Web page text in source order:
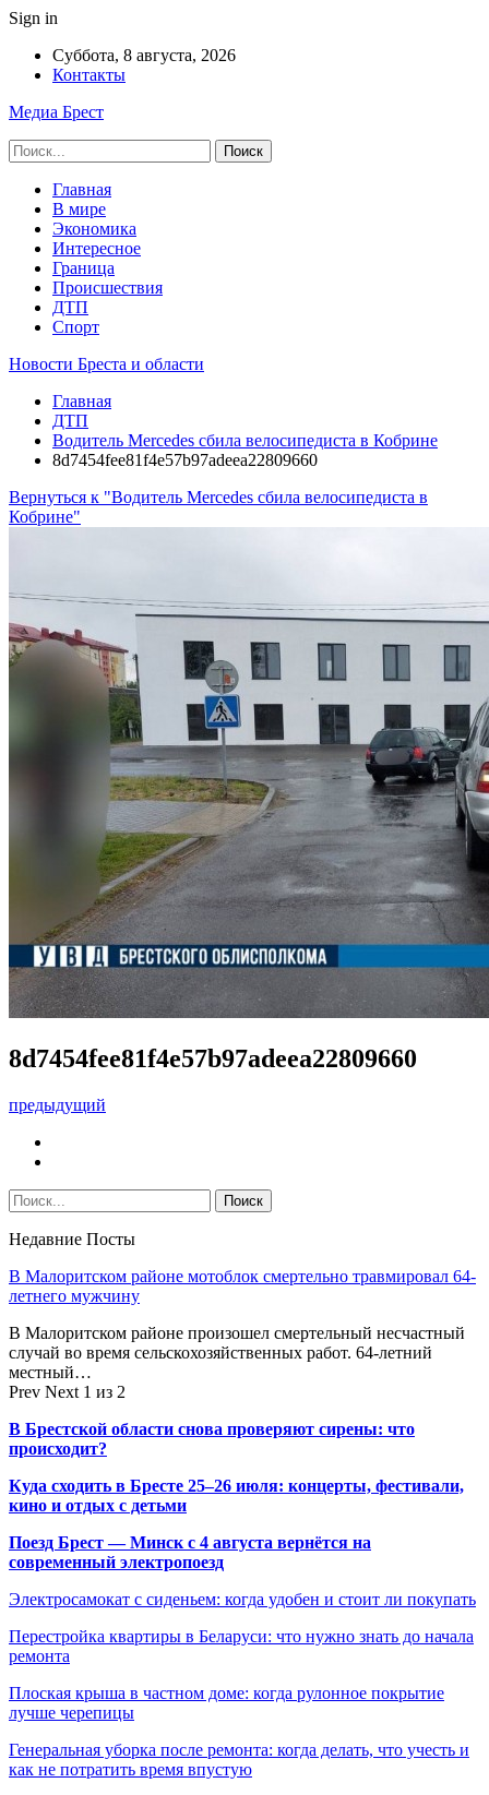
Sign in
Суббота, 8 августа, 2026
Контакты
Медиа Брест
Главная
В мире
Экономика
Интересное
Граница
Происшествия
ДТП
Спорт
Новости Бреста и области
Главная
ДТП
Водитель Mercedes сбила велосипедиста в Кобрине
8d7454fee81f4e57b97adeea22809660
Вернуться к "Водитель Mercedes сбила велосипедиста в
Кобрине"
8d7454fee81f4e57b97adeea22809660
предыдущий
Недавние Посты
В Малоритском районе мотоблок смертельно травмировал 64-
летнего мужчину
В Малоритском районе произошел смертельный несчастный
случай во время сельскохозяйственных работ. 64-летний
местный…
Prev Next 1 из 2
В Брестской области снова проверяют сирены: что
происходит?
Куда сходить в Бресте 25–26 июля: концерты, фестивали,
кино и отдых с детьми
Поезд Брест — Минск с 4 августа вернётся на
современный электропоезд
Электросамокат с сиденьем: когда удобен и стоит ли покупать
Перестройка квартиры в Беларуси: что нужно знать до начала
ремонта
Плоская крыша в частном доме: когда рулонное покрытие
лучше черепицы
Генеральная уборка после ремонта: когда делать, что учесть и
как не потратить время впустую